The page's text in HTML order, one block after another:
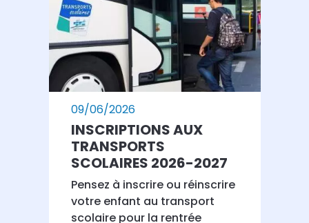
09/06/2026
INSCRIPTIONS AUX
TRANSPORTS
SCOLAIRES 2026-2027
Pensez à inscrire ou réinscrire
votre enfant au transport
scolaire pour la rentrée